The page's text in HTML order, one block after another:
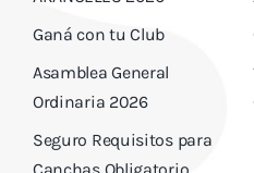
Descargas
Aranceles 2026
Ganá con tu Club
Asamblea General
Ordinaria 2026
Seguro Requisitos para